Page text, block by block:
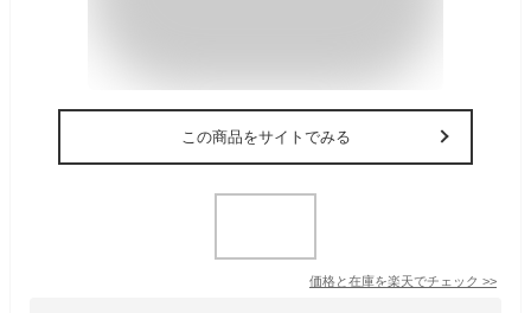
この商品をサイトでみる
価格と在庫を楽天でチェック >>